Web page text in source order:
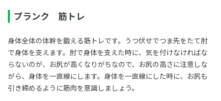
プランク 筋トレ
身体全体の体幹を鍛える筋トレです。うつ伏せでつま先をたて肘
で身体を支えます。肘で身体を支えた時に、気を付けなければな
らないのが、お尻が高くなりがちなので、お尻の高さに注意しな
がら、身体を一直線にします。身体を一直線にした時に、お尻も
引き締めるように筋肉を意識しましょう。